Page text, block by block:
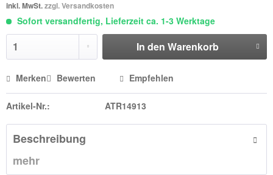
inkl. MwSt.zzgl. Versandkosten
Sofort versandfertig, Lieferzeit ca. 1-3 Werktage
In den Warenkorb
Merken Bewerten Empfehlen
Artikel-Nr.: ATR14913
Beschreibung
mehr